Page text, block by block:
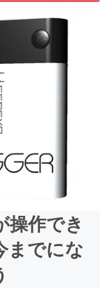
操作でき
までにな